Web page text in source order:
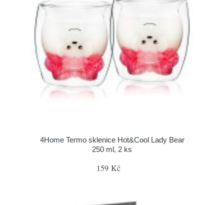
4Home Termo sklenice Hot&Cool Lady Bear
250 ml, 2 ks
159 Kč